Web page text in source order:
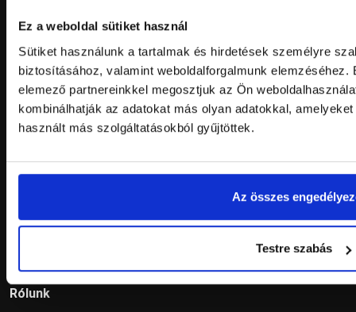
Ez a weboldal sütiket használ
Sütiket használunk a tartalmak és hirdetések személyre
biztosításához, valamint weboldalforgalmunk
elemező partnereinkkel megosztjuk az Ön
kombinálhatják az adatokat más olyan adatokkal,
használt más szolgáltatásokból gyűjtöttek.
Az összes
Testre szabás
Szállítási információk
GYIK
Vásárlás menete
Garancia
Átvételi pont
Hétfő - Péntek07:15 - 16:15
Rólunk